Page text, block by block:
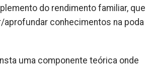
do rendimento familiar, que
aprofundar conhecimentos na poda
uma componente teórica onde